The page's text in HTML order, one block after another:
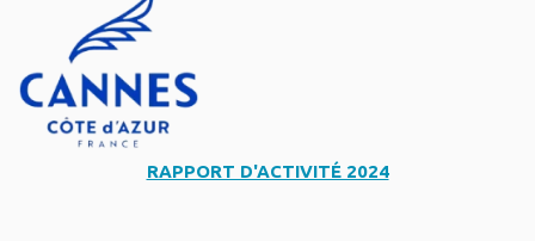
RAPPORT D'ACTIVITÉ 2024